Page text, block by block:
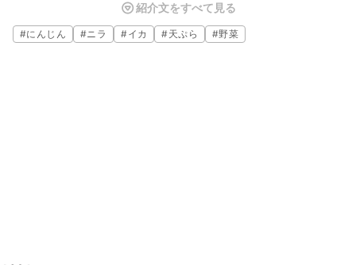
いただけますよ。今回は鷹の爪輪切りを使用しましたが、生の赤唐辛
子を入れるとより辛みが増し、食欲をそそります。ぜひアレンジもお
楽しみくださいね。
紹介文をすべて見る
#にんじん #ニラ #イカ #天ぷら #野菜